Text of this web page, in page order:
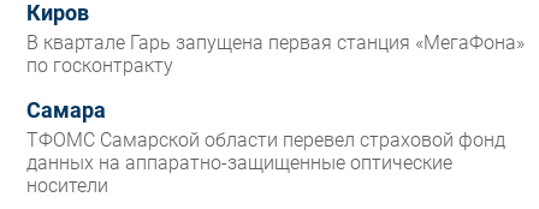
Киров
В квартале Гарь запущена первая станция «МегаФона»
по госконтракту
Самара
ТФОМС Самарской области перевел страховой фонд
данных на аппаратно-защищенные оптические
носители